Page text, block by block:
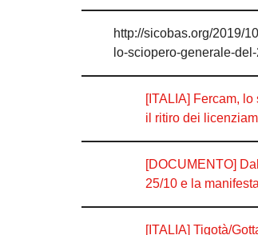
http://sicobas.org/2019/
lo-sciopero-generale-
[ITALIA] Fercam,
il ritiro dei
[DOCUMENTO]
25/10 e la
[ITALIA] Tigotà/